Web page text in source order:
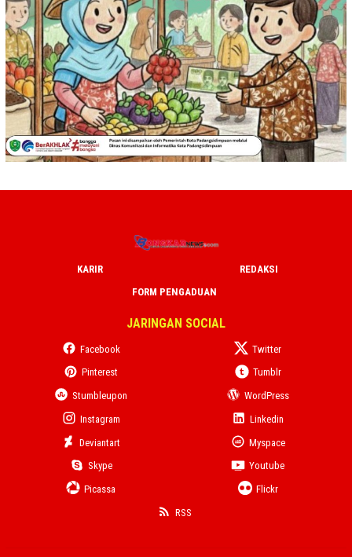
KARIR
REDAKSI
FORM PENGADUAN
JARINGAN SOCIAL
Facebook
Twitter
Pinterest
Tumblr
Stumbleupon
WordPress
Instagram
Linkedin
Deviantart
Myspace
Skype
Youtube
Picassa
Flickr
RSS